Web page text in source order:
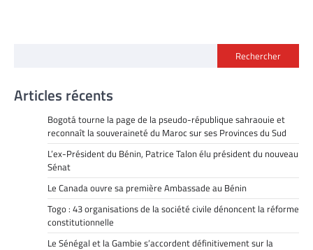
Rechercher
Articles récents
Bogotá tourne la page de la pseudo-république sahraouie et
reconnaît la souveraineté du Maroc sur ses Provinces du Sud
L’ex-Président du Bénin, Patrice Talon élu président du nouveau
Sénat
Le Canada ouvre sa première Ambassade au Bénin
Togo : 43 organisations de la société civile dénoncent la réforme
constitutionnelle
Le Sénégal et la Gambie s’accordent définitivement sur la